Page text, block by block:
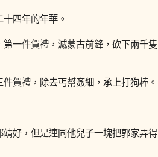
四年的年華。
一件賀禮，滅蒙古前鋒，砍下兩千隻
賀禮，除去丐幫姦細，承上打狗棒。
好，但是連同他兒子一塊把郭家弄得